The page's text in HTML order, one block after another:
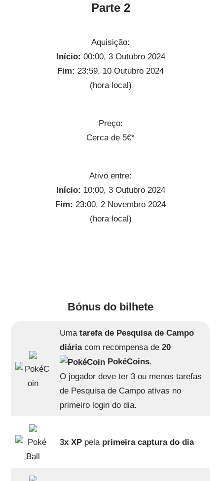
Parte 2
Aquisição:
Início: 00:00, 3 Outubro 2024
Fim: 23:59, 10 Outubro 2024
(hora local)
Preço:
Cerca de 5€*
Ativo entre:
Início: 10:00, 3 Outubro 2024
Fim: 23:00, 2 Novembro 2024
(hora local)
Bónus do bilhete
Umatarefa de Pesquisa de Campo
diáriacom recompensa de20
PokéCoins.
O jogador deve ter 3 ou menos tarefas
de Pesquisa de Campo ativas no
primeiro login do dia.
3x XP pela primeira captura do dia